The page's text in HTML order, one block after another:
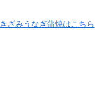
きざみうなぎ蒲焼はこちら